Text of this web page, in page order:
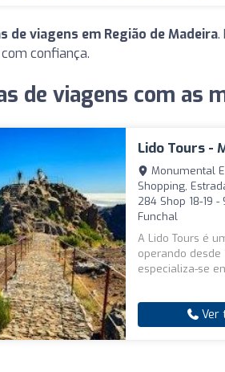
de viagens em Região de Madeira.
confiança.
de viagens com as
Lido Tours -
Monumental
Shopping,
284 Shop 18-19
Funchal
A Lido Tours é
operando desde
especializa-se
Ver